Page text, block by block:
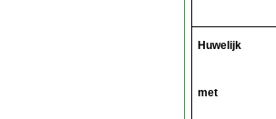
Huwelijk
met